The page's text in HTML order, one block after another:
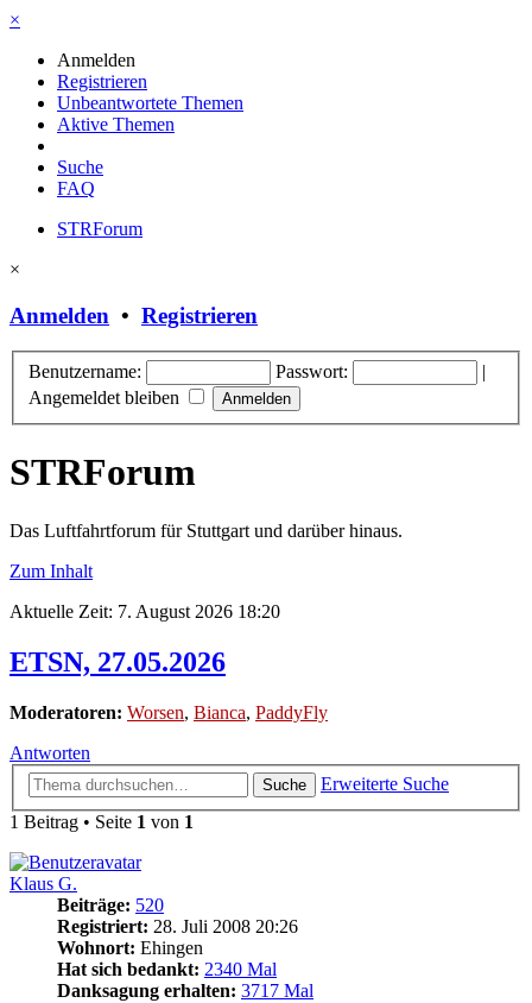
×
Anmelden
Registrieren
Unbeantwortete Themen
Aktive Themen
Suche
FAQ
STRForum
×
Anmelden • Registrieren
Benutzername: Passwort:
|
Angemeldet bleiben
STRForum
Das Luftfahrtforum für Stuttgart und darüber hinaus.
Zum Inhalt
Aktuelle Zeit: 7. August 2026 18:20
ETSN, 27.05.2026
Moderatoren: Worsen, Bianca, PaddyFly
Antworten
Suche
Erweiterte Suche
1 Beitrag • Seite 1 von 1
Klaus G.
Beiträge: 520
Registriert: 28. Juli 2008 20:26
Wohnort: Ehingen
Hat sich bedankt: 2340 Mal
Danksagung erhalten: 3717 Mal